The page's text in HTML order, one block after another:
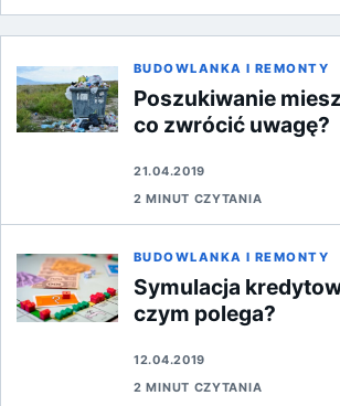
BUDOWLANKA I REMONTY
Poszukiwanie
co zwrócić uwagę?
21.04.2019
2 MINUT CZYTANIA
BUDOWLANKA I REMONTY
Symulacja
czym polega?
12.04.2019
2 MINUT CZYTANIA